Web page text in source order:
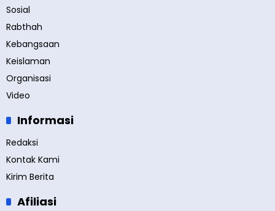
Sosial
Rabthah
Kebangsaan
Keislaman
Organisasi
Video
Informasi
Redaksi
Kontak Kami
Kirim Berita
Afiliasi